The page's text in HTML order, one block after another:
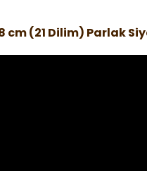
cm (21 Dilim) Parlak